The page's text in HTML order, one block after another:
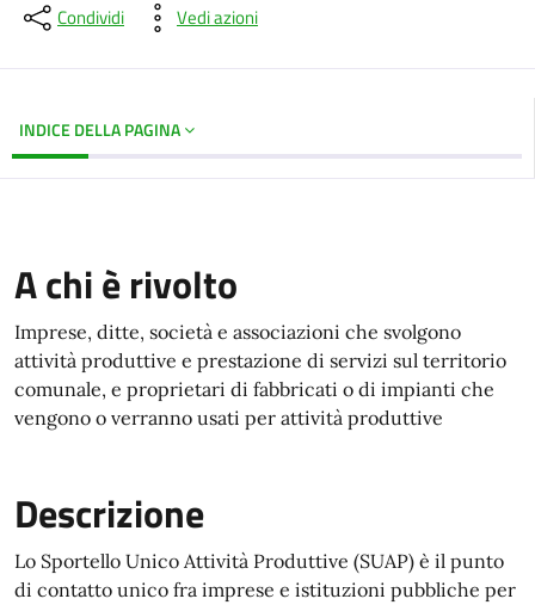
Condividi Vedi azioni
INDICE DELLA PAGINA
A chi è rivolto
Imprese, ditte, società e associazioni che svolgono
attività produttive e prestazione di servizi sul territorio
comunale, e proprietari di fabbricati o di impianti che
vengono o verranno usati per attività produttive
Descrizione
Lo Sportello Unico Attività Produttive (SUAP) è il punto
di contatto unico fra imprese e istituzioni pubbliche per